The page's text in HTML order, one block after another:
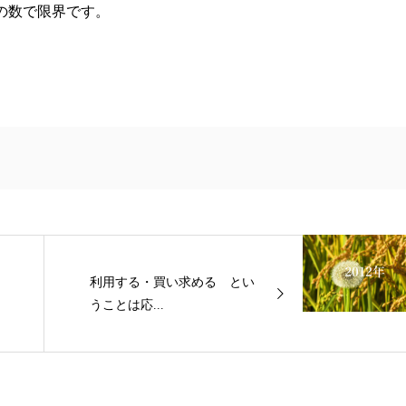
数で限界です。
利用する・買い求める とい
うことは応...